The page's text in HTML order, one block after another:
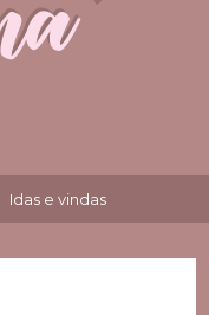
Idas e vindas